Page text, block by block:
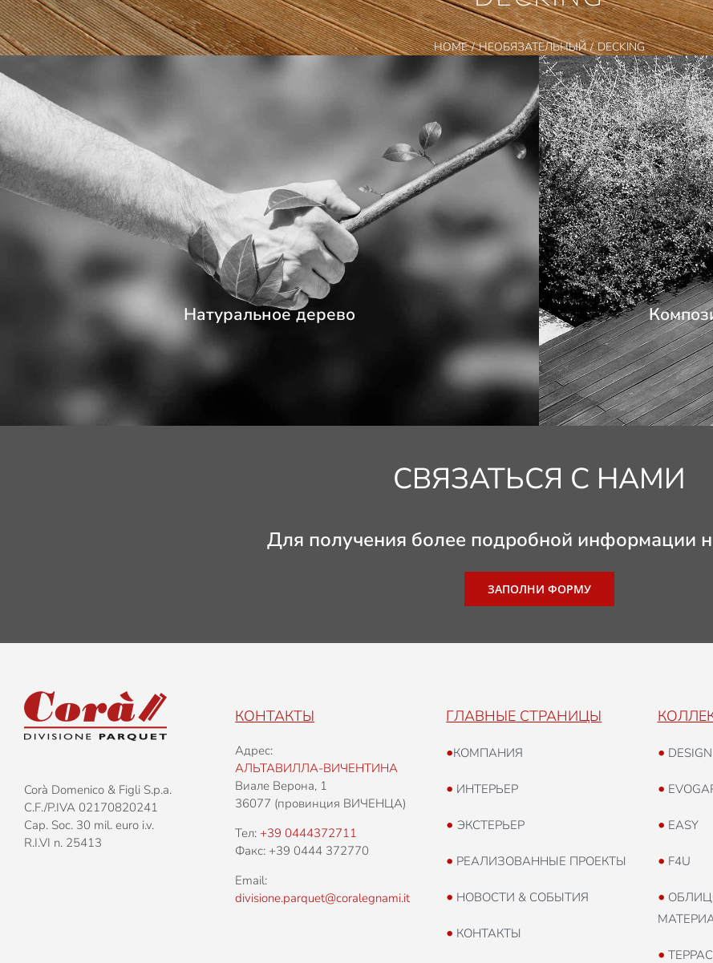
HOME НЕОБЯЗАТЕЛЬНЫЙ DECKING
Натуральное дерево
СВЯЗАТЬСЯ С НАМИ
Для получения более подробной информации
ЗАПОЛНИ ФОРМУ
Corà Domenico & Figli S.p.a.
C.F./P.IVA 02170820241
Cap. Soc. 30 mil. euro i.v.
R.I.VI n. 25413
КОНТАКТЫ
Адрес:
АЛЬТАВИЛЛА-ВИЧЕНТИНА
Виале Верона, 1
36077 (провинция ВИЧЕНЦА)
Тел:+39 0444372711
Факс: +39 0444 372770
Email:
divisione.parquet@coralegnami.it
ГЛАВНЫЕ СТРАНИЦЫ
•КОМПАНИЯ
• ИНТЕРЬЕР
•ЭКСТЕРЬЕР
• РЕАЛИЗОВАННЫЕ ПРОЕКТЫ
• НОВОСТИ & СОБЫТИЯ
• КОНТАКТЫ
• DESIGN
•
• EASY
• F4U
•
•